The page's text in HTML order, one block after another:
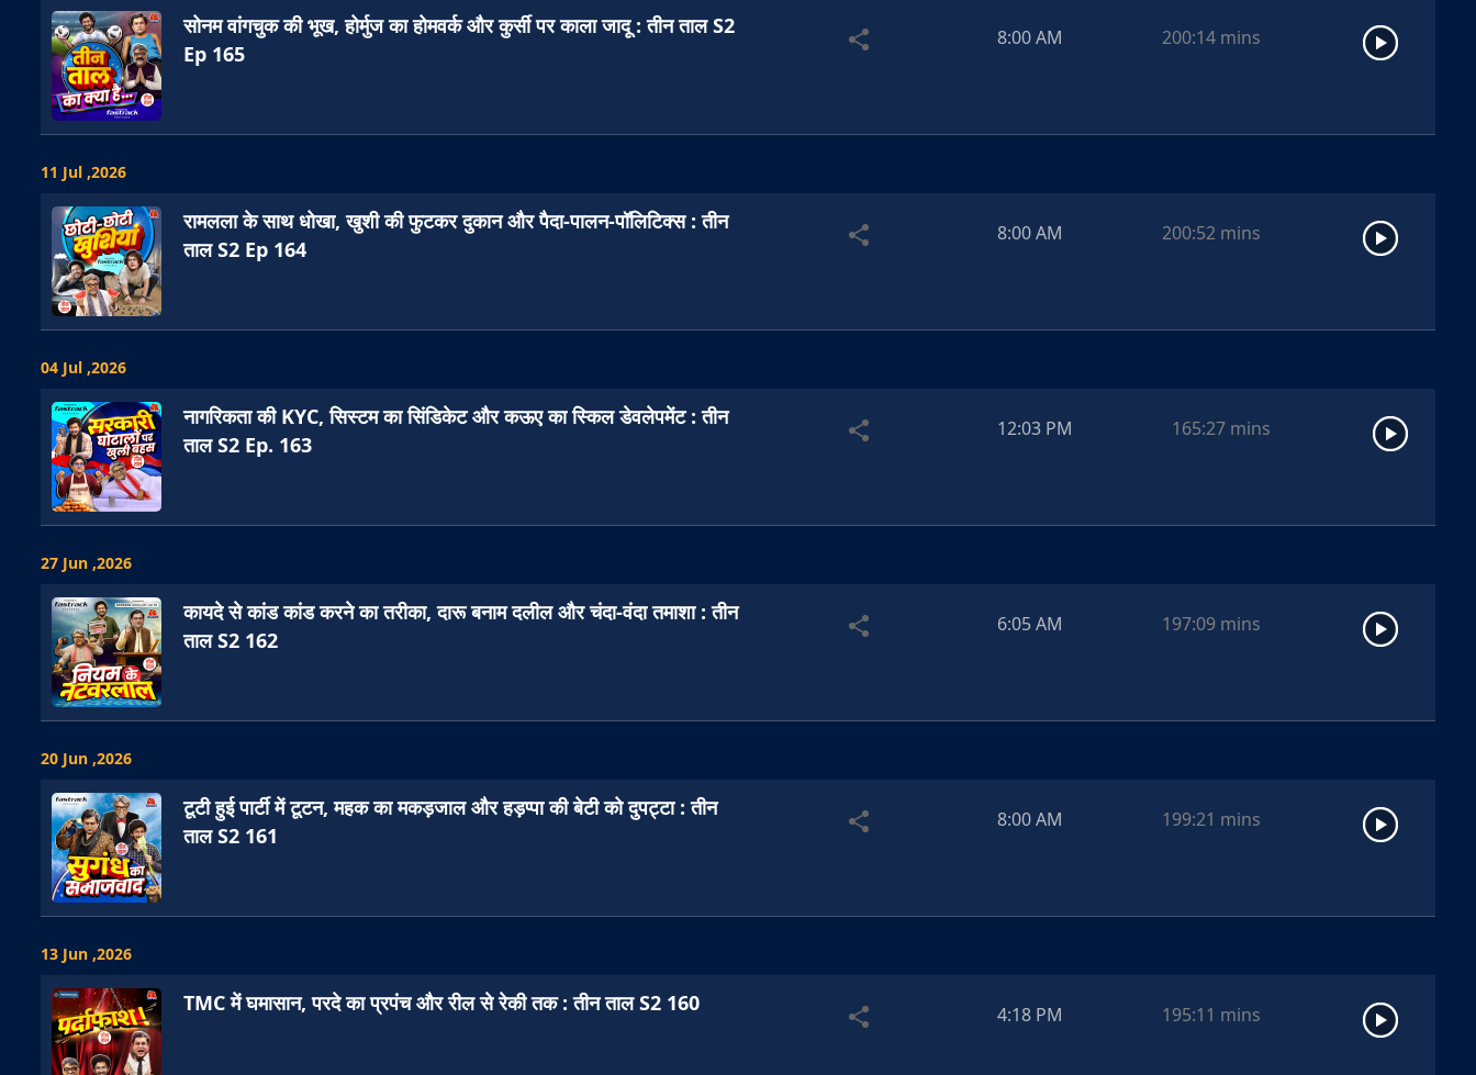
सोनम वांगचुक की भूख, होर्मुज का होमवर्क और कुर्सी पर काला जादू : तीन ताल S2
Ep 165
8:00 AM 200:14mins
11 Jul ,2026
रामलला के साथ धोखा, खुशी की फुटकर दुकान और पैदा-पालन-पॉलिटिक्स : तीन
ताल S2 Ep 164
8:00 AM 200:52mins
04 Jul ,2026
नागरिकता की KYC, सिस्टम का सिंडिकेट और कऊए का स्किल डेवलेपमेंट : तीन
ताल S2 Ep. 163
12:03 PM 165:27mins
27 Jun ,2026
कायदे से कांड कांड करने का तरीका, दारू बनाम दलील और चंदा-वंदा तमाशा : तीन
ताल S2 162
6:05 AM 197:09mins
20 Jun ,2026
टूटी हुई पार्टी में टूटन, महक का मकड़जाल और हड़प्पा की बेटी को दुपट्टा : तीन
ताल S2 161
8:00 AM 199:21 mins
13 Jun ,2026
TMC में घमासान, परदे का प्रपंच और रील से रेकी तक : तीन ताल S2 160 4:18 PM 195:11 mins